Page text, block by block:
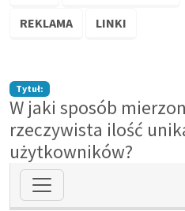
REKLAMA LINKI
Tytuł:
W jaki sposób
rzeczywista ilość
użytkowników?